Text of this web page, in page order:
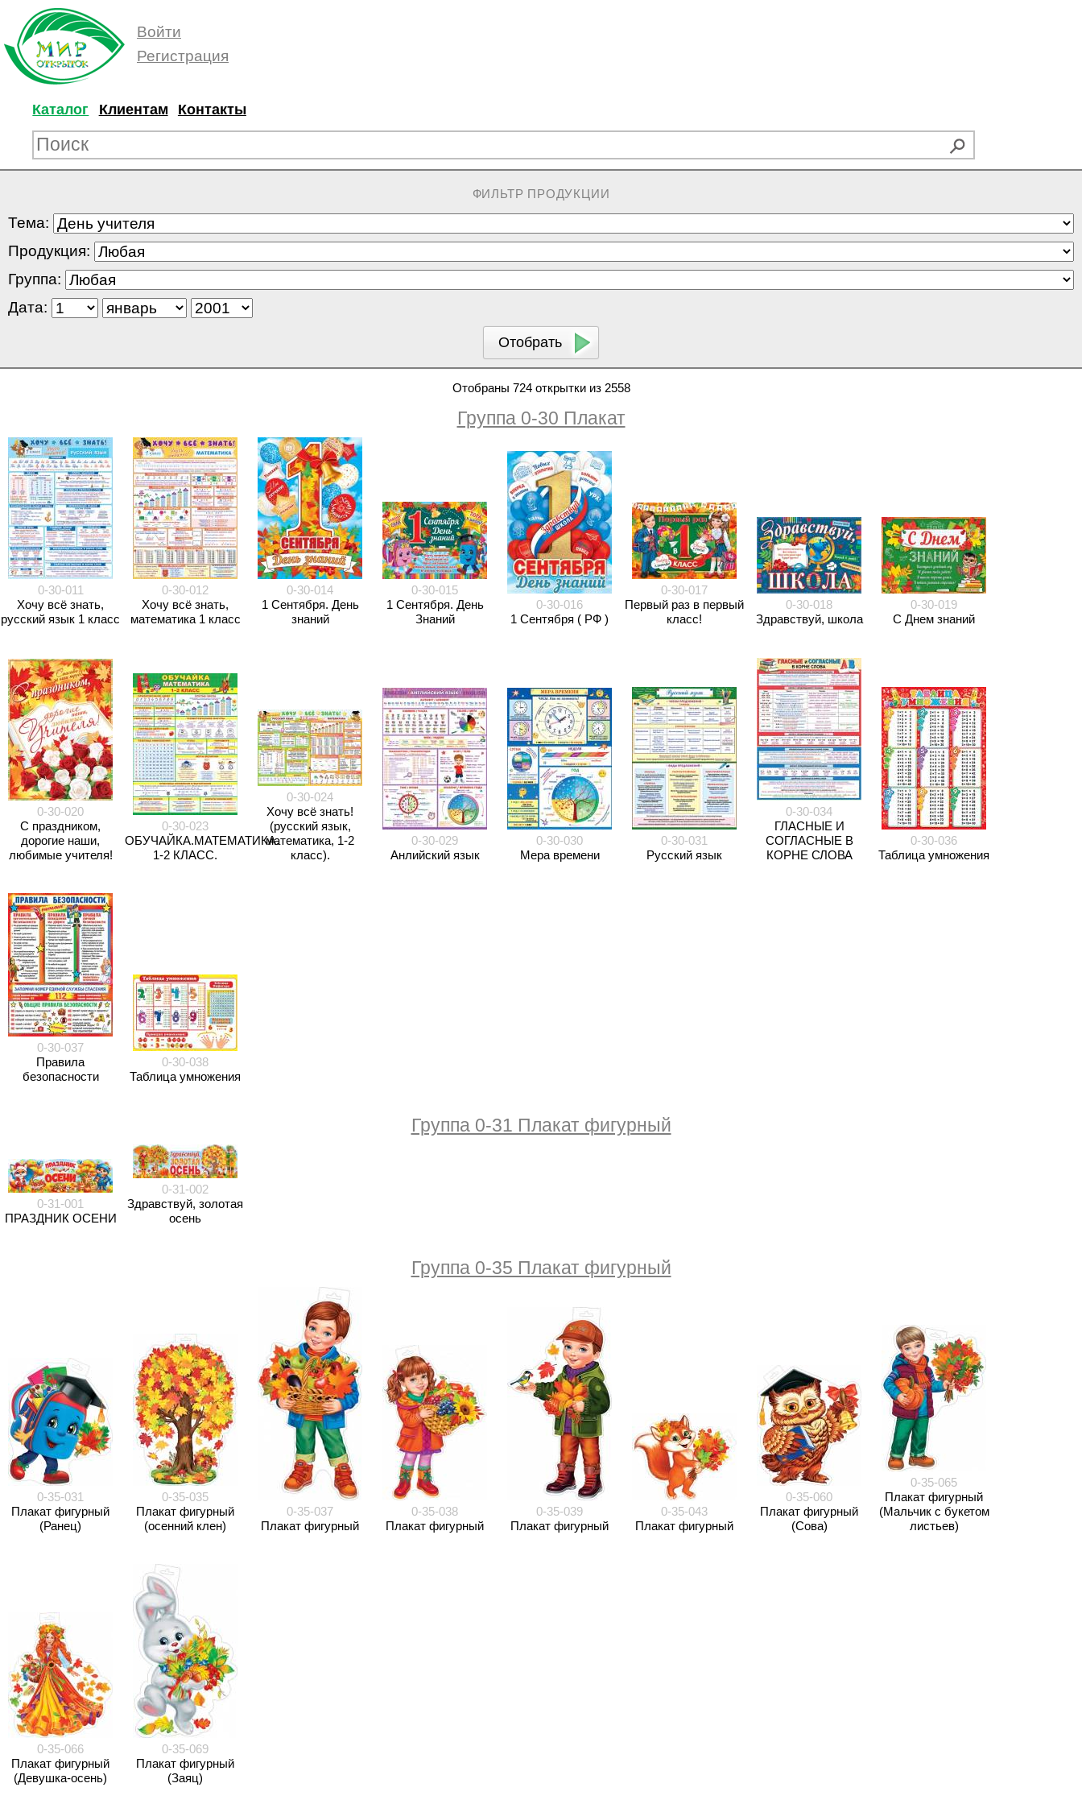
Войти
Регистрация
Каталог Клиентам Контакты
ФИЛЬТР ПРОДУКЦИИ
Тема:
Продукция:
Группа:
Дата:
Отобраны 724 открытки из 2558
Группа 0-30 Плакат
0-30-011
Хочу всё знать,
русский язык 1 класс
0-30-012
Хочу всё знать,
математика 1 класс
0-30-014
1 Сентября. День
знаний
0-30-015
1 Сентября. День
Знаний
0-30-016
1 Сентября ( РФ )
0-30-017
Первый раз в первый
класс!
0-30-018
Здравствуй, школа
0-30-019
С Днем знаний
0-30-020
С праздником,
дорогие наши,
любимые учителя!
0-30-023
ОБУЧАЙКА.МАТЕМАТИКА.
1-2 КЛАСС.
0-30-024
Хочу всё знать!
(русский язык,
математика, 1-2
класс).
0-30-029
Анлийский язык
0-30-030
Мера времени
0-30-031
Русский язык
0-30-034
ГЛАСНЫЕ И
СОГЛАСНЫЕ В
КОРНЕ СЛОВА
0-30-036
Таблица умножения
0-30-037
Правила
безопасности
0-30-038
Таблица умножения
Группа 0-31 Плакат фигурный
0-31-001
ПРАЗДНИК ОСЕНИ
0-31-002
Здравствуй, золотая
осень
Группа 0-35 Плакат фигурный
0-35-031
Плакат фигурный
(Ранец)
0-35-035
Плакат фигурный
(осенний клен)
0-35-037
Плакат фигурный
0-35-038
Плакат фигурный
0-35-039
Плакат фигурный
0-35-043
Плакат фигурный
0-35-060
Плакат фигурный
(Сова)
0-35-065
Плакат фигурный
(Мальчик с букетом
листьев)
0-35-066
Плакат фигурный
(Девушка-осень)
0-35-069
Плакат фигурный
(Заяц)